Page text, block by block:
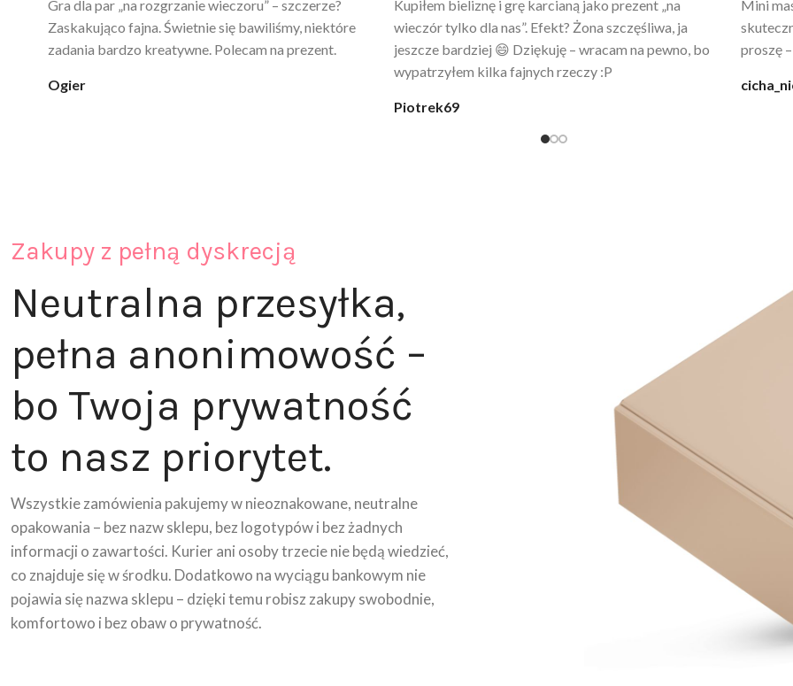
Ten żel intymny to był strzał w 10 – nie tylko
poprawia komfort, ale też daje przyjemne uczucie
ciepła. Nie uczula, bez zapachu. Kupuję już 3 raz i na
Po prostu WOW! Szlafrok to sztos – lekki, chłodny, a
wygląda jak z luksusowego butiku. Noszę
codziennie po kąpieli z mężem.
@karolina_dream
świetny
Zakupy z pełną dyskrecją
Neutralna przesyłka,
pełna anonimowość –
bo Twoja prywatność
to nasz priorytet.
Wszystkie zamówienia pakujemy w nieoznakowane, neutralne
opakowania – bez nazw sklepu, bez logotypów i bez żadnych
informacji o zawartości. Kurier ani osoby trzecie nie będą wiedzieć,
co znajduje się w środku. Dodatkowo na wyciągu bankowym nie
pojawia się nazwa sklepu – dzięki temu robisz zakupy swobodnie,
komfortowo i bez obaw o prywatność.